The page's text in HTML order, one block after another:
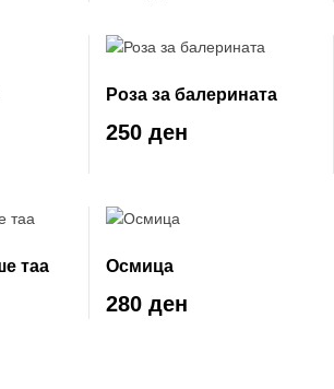
Роза за балерината
250 ден
таа Осмица
280 ден